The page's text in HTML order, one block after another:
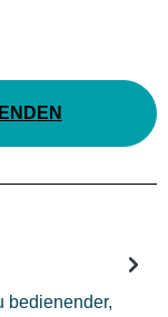
bedienender,